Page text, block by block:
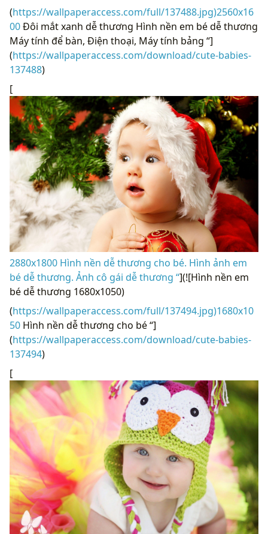
(https://wallpaperaccess.com/full/137488.jpg)2560x16
00Đôi mắt xanh dễ thương Hình nền em bé dễ thương
Máy tính để bàn, Điện thoại, Máy tính bảng “]
(https://wallpaperaccess.com/download/cute-babies-
137488)
[
2880x1800 Hình nền dễ thương cho bé. Hình ảnh em
bé dễ thương. Ảnh cô gái dễ thương “](![Hình nền em
bé dễ thương 1680x1050)
(https://wallpaperaccess.com/full/137494.jpg)1680x10
50 Hình nền dễ thương cho bé “]
(https://wallpaperaccess.com/download/cute-babies-
137494)
[